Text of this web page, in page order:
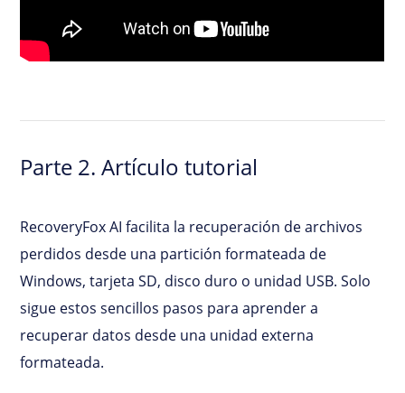
Parte 2. Artículo tutorial
RecoveryFox AI facilita la recuperación de archivos
perdidos desde una partición formateada de
Windows, tarjeta SD, disco duro o unidad USB. Solo
sigue estos sencillos pasos para aprender a
recuperar datos desde una unidad externa
formateada.